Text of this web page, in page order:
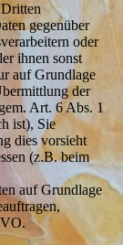
gegenüber
oder
ihnen sonst
auf Grundlage
der
Art. 6 Abs. 1
ist), Sie
dies vorsieht
(z.B. beim
auf Grundlage